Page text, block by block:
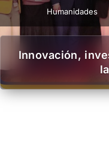
Humanidades
Innovación,